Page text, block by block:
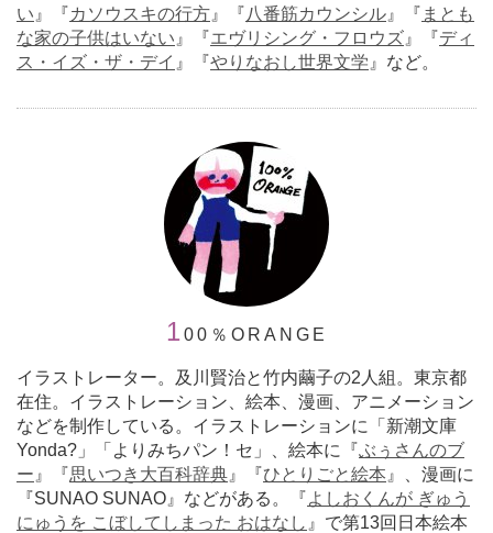
い 』『カソウスキの行方 』『 八番筋カウンシル 』『 まとも
な家の子供はいない 』『エヴリシング・フロウズ 』『ディ
ス・イズ・ザ・デイ 』『やりなおし世界文学 』など。
1 00％ORANGE
イラストレーター。及川賢治と竹内繭子の2人組。東京都
在住。イラストレーション、絵本、漫画、アニメーション
などを制作している。イラストレーションに「新潮文庫
Yonda?」「よりみちパン！セ」、絵本に『ぶぅさんのブ
ー 』『思いつき大百科辞典 』『ひとりごと絵本 』、漫画に
『SUNAO SUNAO』などがある。『よしおくんが ぎゅう
にゅうを こぼしてしまった おはなし 』で第13回日本絵本